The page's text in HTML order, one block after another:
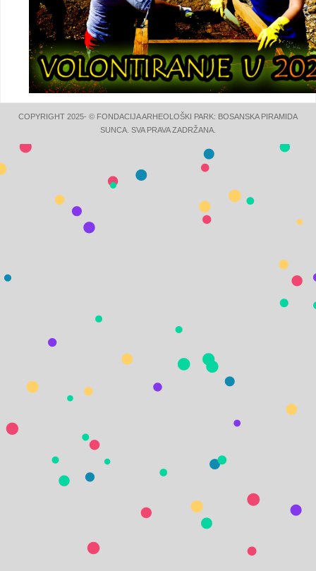
COPYRIGHT 2025- © FONDACIJA ARHEOLOŠKI PARK: BOSANSKA PIRAMIDA
SUNCA. SVA PRAVA ZADRŽANA.